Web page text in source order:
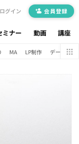
ミナー 動画 講座
ログイン 会員登録
MA LP制作 データ分析